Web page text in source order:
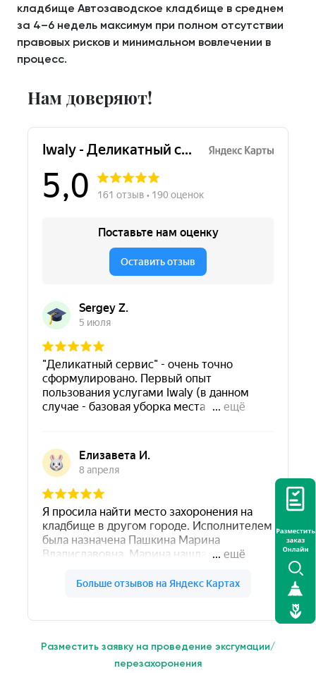
кладбище Автозаводское кладбище в среднем
за 4–6 недель максимум при полном отсутствии
правовых рисков и минимальном вовлечении в
процесс.
Нам доверяют!
Разместить заявку на проведение эксгумации/
перезахоронения